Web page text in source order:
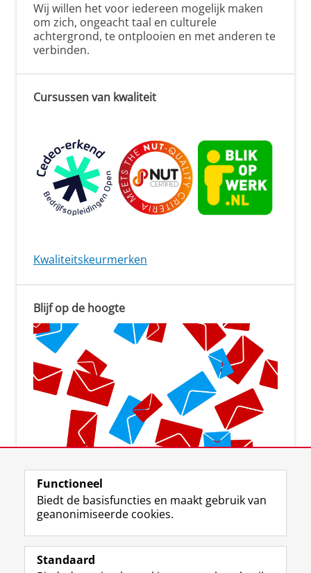
Wij willen het voor iedereen mogelijk maken
om zich, ongeacht taal en culturele
achtergrond, te ontplooien en met anderen te
verbinden.
Cursussen van kwaliteit
Kwaliteitskeurmerken
Blijf op de hoogte
Aanmelden voor de nieuwsbrief
Volg ons op
Functioneel
Biedt de basisfuncties en maakt gebruik van
geanonimiseerde cookies.
Standaard